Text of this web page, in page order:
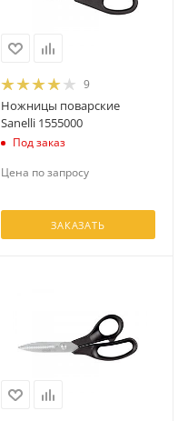
9
Ножницы поварские
Sanelli 1555000
Под заказ
Цена по запросу
ЗАКАЗАТЬ